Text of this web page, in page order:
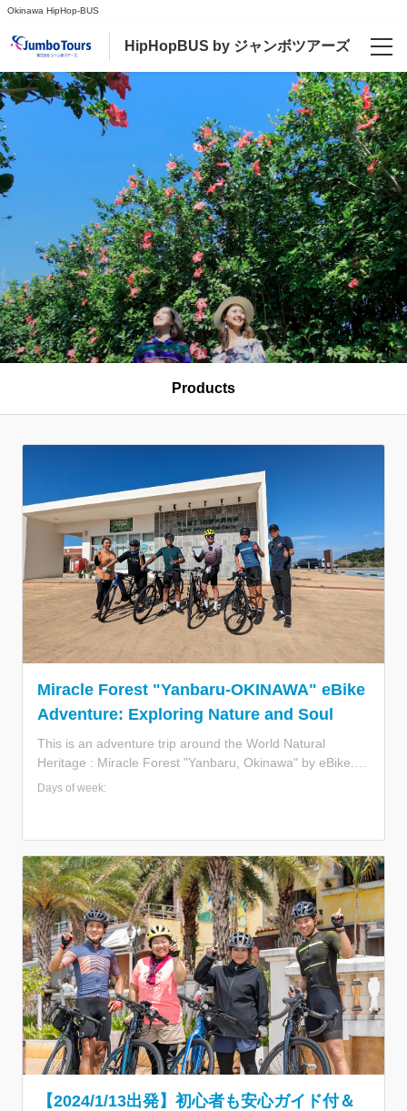
Okinawa HipHop-BUS
HipHopBUS by ジャンボツアーズ
Language
Products
Miracle Forest "Yanbaru-OKINAWA" eBike
Adventure: Exploring Nature and Soul
This is an adventure trip around the World Natural
Heritage : Miracle Forest "Yanbaru, Okinawa" by eBike.
The Yanbaru region in northern Okinawa was registered
and around by eBike (electrically assisted bicycle) is full of
surprises and impressions. < Tour Departure Dates > ・
January 22 - 25, 2024 ・January 29-February 1, 2024 ・
February 5 - 8, 2024 ・February 12 - 15, 2024 Number
of participants: 6 Minimum number of participants: 4
Conditions of participation: Minimum height of 145cm,
healthy enough to participate in outdoor activities that
require constant physical exertion.
Days of week:
【2024/1/13出発】初心者も安心ガイド付＆